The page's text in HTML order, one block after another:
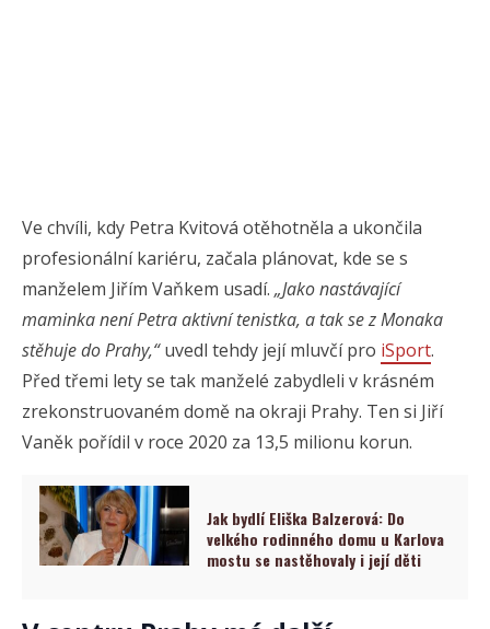
Ve chvíli, kdy Petra Kvitová otěhotněla a ukončila
profesionální kariéru, začala plánovat, kde se s
manželem Jiřím Vaňkem usadí. „Jako nastávající
maminka není Petra aktivní tenistka, a tak se z Monaka
stěhuje do Prahy,“uvedl tehdy její mluvčí pro iSport.
Před třemi lety se tak manželé zabydleli v krásném
zrekonstruovaném domě na okraji Prahy. Ten si Jiří
Vaněk pořídil v roce 2020 za 13,5 milionu korun.
Jak bydlí Eliška Balzerová: Do
velkého rodinného domu u Karlova
mostu se nastěhovaly i její děti